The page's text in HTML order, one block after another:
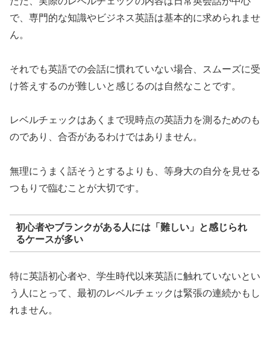
で、専門的な知識やビジネス英語は基本的に求められませ
ん。
それでも英語での会話に慣れていない場合、スムーズに受
け答えするのが難しいと感じるのは自然なことです。
レベルチェックはあくまで現時点の英語力を測るためのも
のであり、合否があるわけではありません。
無理にうまく話そうとするよりも、等身大の自分を見せる
つもりで臨むことが大切です。
初心者やブランクがある人には「難しい」と感じられ
るケースが多い
特に英語初心者や、学生時代以来英語に触れていないとい
う人にとって、最初のレベルチェックは緊張の連続かもし
れません。